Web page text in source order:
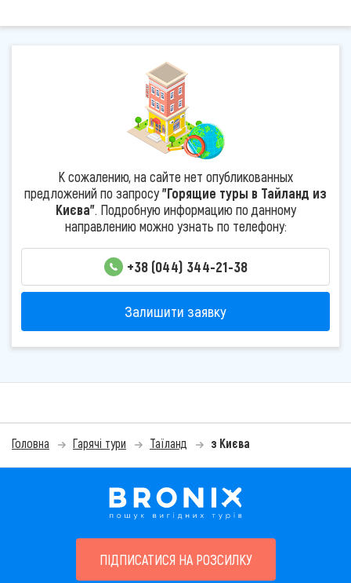
К сожалению, на сайте нет опубликованных
предложений по запросу"Горящие туры в Тайланд из
Києва". Подробную информацию по данному
направлению можно узнать по телефону:
+38 (044) 344-21-38
Залишити заявку
Головна Гарячі тури Таїланд з Києва
ПІДПИСАТИСЯ НА РОЗСИЛКУ